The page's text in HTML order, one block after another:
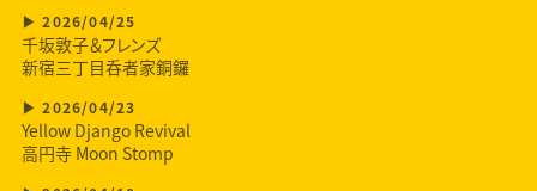
2026/04/25
千坂敦子＆フレンズ
新宿三丁目呑者家銅鑼
2026/04/23
Yellow Django Revival
高円寺 Moon Stomp